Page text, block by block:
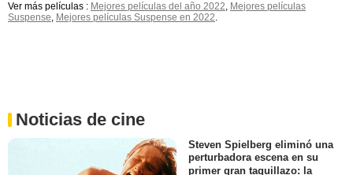
Ver más películas : Mejores películas del año 2022, Mejores películas
Suspense, Mejores películas Suspense en 2022.
Noticias de cine
Steven Spielberg eliminó una
perturbadora escena en su
primer gran taquillazo: la